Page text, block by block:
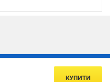
КУПИТИ
про акції та пропозиції